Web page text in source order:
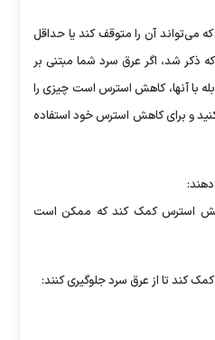
می‌تواند آن را متوقف کند یا حداقل
ذکر شد، اگر عرق سرد شما مبتنی بر
با آنها، کاهش استرس است چیزی را
و برای کاهش استرس خود استفاده
استرس کمک کند که ممکن است
کمک کند تا از عرق سرد جلوگیری کنند: